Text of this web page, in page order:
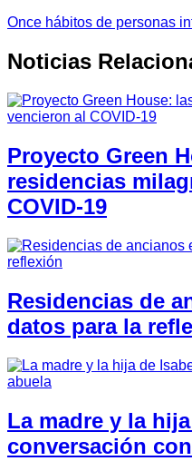
Once hábitos de personas
Noticias
Proyecto Green
residencias
COVID-19
Residencias de
datos para la
La madre y la
conversación